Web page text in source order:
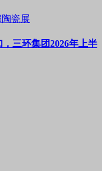
瓷展
三环集团2026年上半